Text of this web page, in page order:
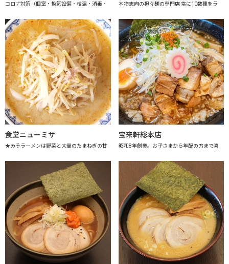
コロナ対策（個室・換気設備・検温・消毒・ 本物志向の担々麺の専門店 常に10数種をラ
食堂ニューミサ
★みそラーメンは野菜と大量のたまねぎの甘
宝来軒総本店
昭和8年創業。お子さまから年配の方まで喜